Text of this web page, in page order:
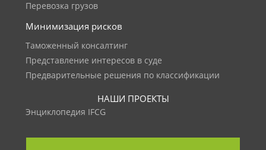
Перевозка грузов
Минимизация рисков
Таможенный консалтинг
Представление интересов в суде
Предварительные решения по классификации
НАШИ ПРОЕКТЫ
Энциклопедия IFCG